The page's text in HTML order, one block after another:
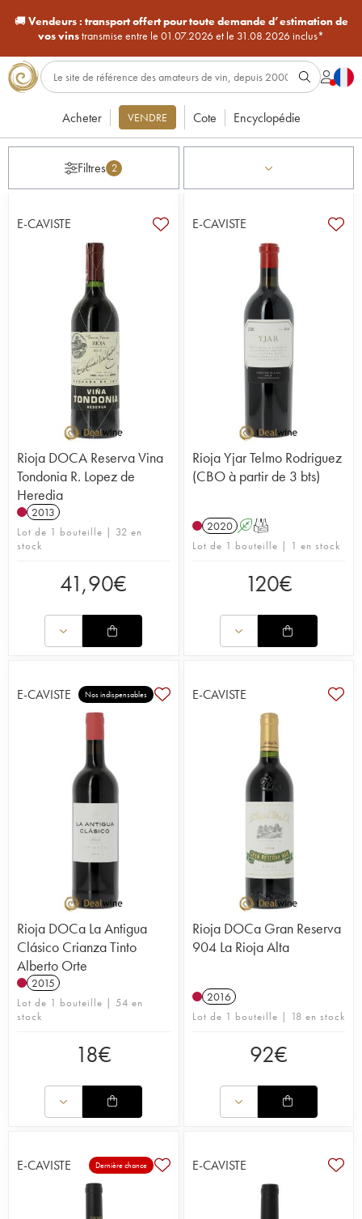
🚚Vendeurs : transport offert pour toute demande d’estimation de
vos vinstransmise entre le 01.07.2026 et le 31.08.2026 inclus*
Acheter VENDRE Cote Encyclopédie
Filtres 2
E-CAVISTE
Rioja DOCA Reserva Vina
Tondonia R. Lopez de
Heredia
2013
Lot de 1 bouteille | 32 en
stock
41,90€
E-CAVISTE
Rioja Yjar Telmo Rodriguez
(CBO à partir de 3 bts)
2020 AT
Lot de 1 bouteille | 1 en stock
120€
E-CAVISTE Nos indispensables
Rioja DOCa La Antigua
Clásico Crianza Tinto
Alberto Orte
2015
Lot de 1 bouteille | 54 en
stock
18€
E-CAVISTE
Rioja DOCa Gran Reserva
904 La Rioja Alta
2016
Lot de 1 bouteille | 18 en stock
92€
E-CAVISTE Dernière chance E-CAVISTE